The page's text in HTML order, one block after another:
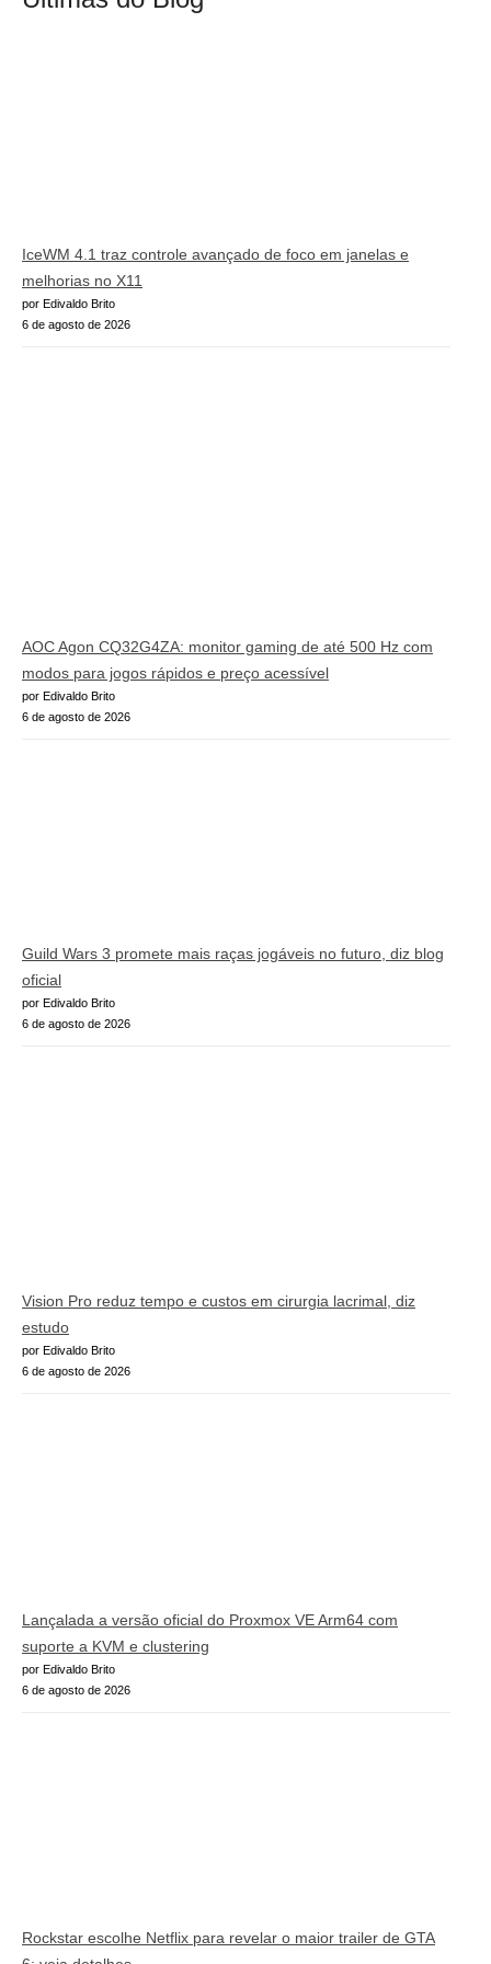
IceWM 4.1 traz controle avançado de foco em janelas e
melhorias no X11
por Edivaldo Brito
6 de agosto de 2026
AOC Agon CQ32G4ZA: monitor gaming de até 500 Hz com
modos para jogos rápidos e preço acessível
por Edivaldo Brito
6 de agosto de 2026
Guild Wars 3 promete mais raças jogáveis no futuro, diz blog
oficial
por Edivaldo Brito
6 de agosto de 2026
Vision Pro reduz tempo e custos em cirurgia lacrimal, diz
estudo
por Edivaldo Brito
6 de agosto de 2026
Lançalada a versão oficial do Proxmox VE Arm64 com
suporte a KVM e clustering
por Edivaldo Brito
6 de agosto de 2026
Rockstar escolhe Netflix para revelar o maior trailer de GTA